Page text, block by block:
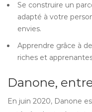
Se construire un
adapté à votre
envies.
Apprendre grâce à
riches et
Danone,
En juin 2020, Danone